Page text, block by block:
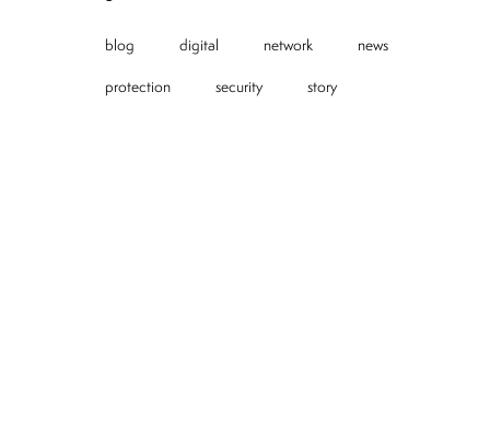
blog digital network news
protection security story